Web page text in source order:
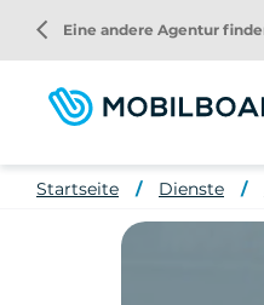
zum
Inhalt
arrow_back_ios Eine andere Agentur
Startseite Dienste